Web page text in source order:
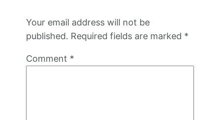
Your email address will not be
published. Required fields are marked *
Comment *